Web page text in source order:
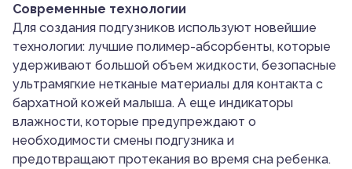
Современные технологии
Для создания подгузников используют новейшие
технологии: лучшие полимер-абсорбенты, которые
удерживают большой объем жидкости, безопасные
ультрамягкие нетканые материалы для контакта с
бархатной кожей малыша. А еще индикаторы
влажности, которые предупреждают о
необходимости смены подгузника и
предотвращают протекания во время сна ребенка.